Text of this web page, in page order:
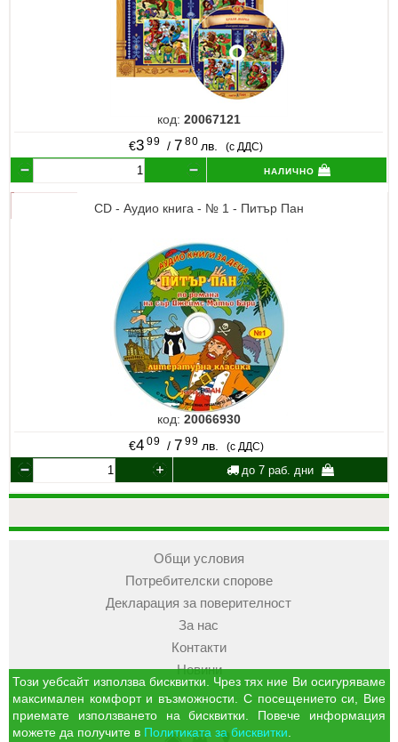
код: 20067121
€3 99 / 7 80 лв. (с ДДС)
налично
CD - Аудио книга - № 1 - Питър Пан
код: 20066930
€4 09 / 7 99 лв. (с ДДС)
до 7 раб. дни
Общи условия
Потребителски спорове
Декларация за поверителност
За нас
Контакти
Новини
Този уебсайт използва бисквитки. Чрез тях ние Ви осигуряваме
максимален комфорт и възможности. С посещението си, Вие
приемате използването на бисквитки. Повече информация
можете да получите в Политиката за бисквитки.